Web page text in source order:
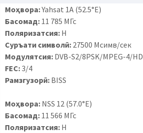
Моҳвора:Yahsat 1A (52.5°E)
Басомад:11 785 МГс
Поляризатсия:H
Суръати символӣ:27500 Мсимв/сек
Модулятсия:DVB-S2/8PSK/MPEG-4/HD
FEC:3/4
Рамзгузорӣ:BISS
Моҳвора:NSS 12 (57.0°E)
Басомад:11 566 МГс
Поляризатсия:H